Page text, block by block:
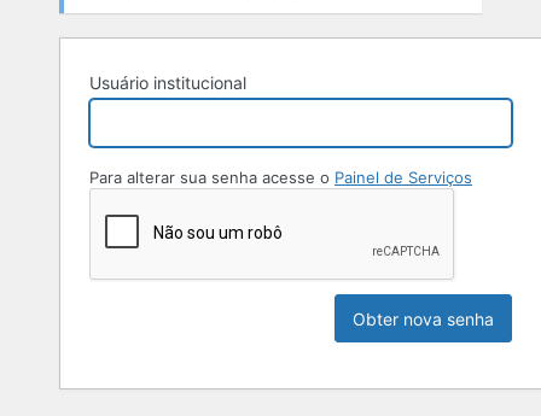
Usuário institucional
Para alterar sua senha acesse o Painel de Serviços